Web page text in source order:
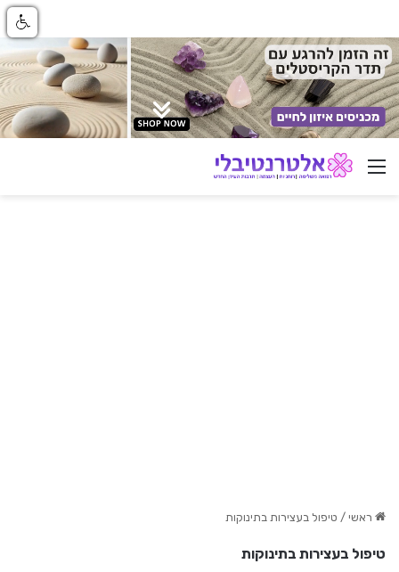
ניווט באתר
ראשי / טיפול בעצירות בתינוקות
טיפול בעצירות בתינוקות